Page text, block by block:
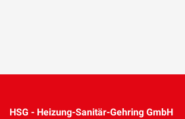
HSG - Heizung-Sanitär-Gehring GmbH